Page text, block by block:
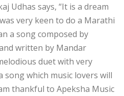
Udhas says, “It is a dream
very keen to do a Marathi
a song composed by
written by Mandar
duet with very
song which music lovers will
thankful to Apeksha Music